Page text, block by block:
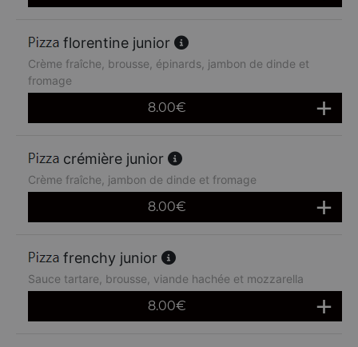
florentine junior
Crème fraîche, brousse, épinards, jambon de dinde et
fromage
8.00€
crémière junior
Crème fraîche, jambon de dinde et fromage
8.00€
frenchy junior
Sauce tartare, brousse, viande hachée et mozzarella
8.00€